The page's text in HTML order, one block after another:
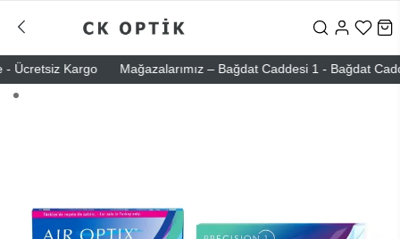
Kargo Mağazalarımız – Bağdat Caddesi 1 - Bağdat